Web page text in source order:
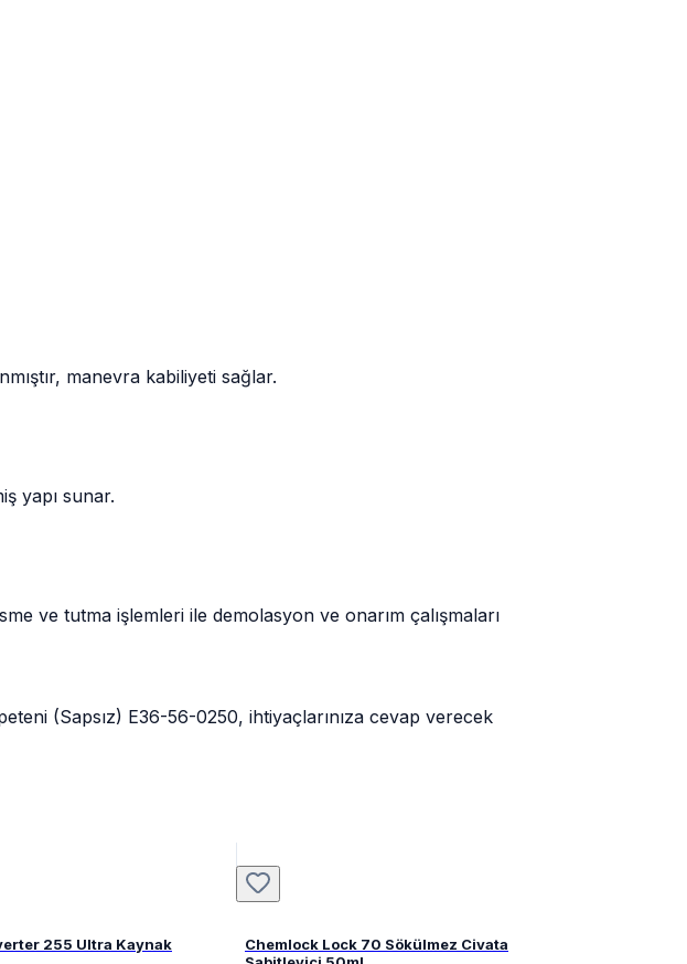
manevra kabiliyeti sağlar.
yapı sunar.
ve tutma işlemleri ile demolasyon ve onarım çalışmaları
(Sapsız) E36-56-0250, ihtiyaçlarınıza cevap verecek
255 Ultra Kaynak
Chemlock Lock 70 Sökülmez Civata